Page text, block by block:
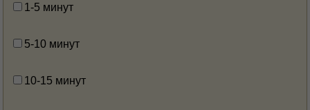
1-5 минут
5-10 минут
10-15 минут